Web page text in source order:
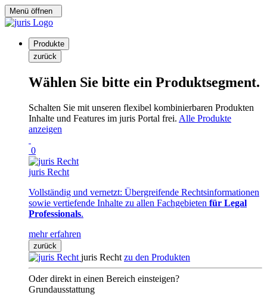
Menü öffnen
Produkte
zurück
Wählen Sie bitte ein Produktsegment.
Schalten Sie mit unseren flexibel kombinierbaren Produkten
Inhalte und Features im juris Portal frei. Alle Produkte
anzeigen
0
juris Recht
Vollständig und vernetzt: Übergreifende Rechtsinformationen
sowie vertiefende Inhalte zu allen Fachgebieten für Legal
Professionals.
mehr erfahren
zurück
juris Recht zu den Produkten
Oder direkt in einen Bereich einsteigen?
Grundausstattung